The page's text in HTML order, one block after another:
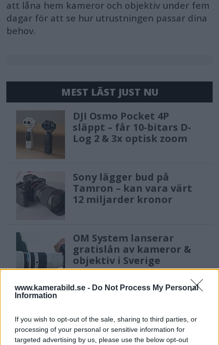
www.kamerabild.se - Do Not Process My Personal
Information
If you wish to opt-out of the sale, sharing to third parties, or
processing of your personal or sensitive information for
targeted advertising by us, please use the below opt-out
att låna hem kameror och objektiv under fem
dagar för att se hur utrustningen passar dina
behov.
MEST LÄST JUST NU
DJI Osmo Pocket 4P
släppt – får 10-bitars D-
Log 2 & 3x optisk zoom
Sony lägger bud på
Tamron – kan vara värt
12 miljarder kronor
OM System lanserar
gratislån av kameror &
objektiv i Sverige
fågel, sport & natur